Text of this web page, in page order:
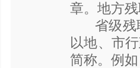
章。地方
省级残联
以地、市
简称。例